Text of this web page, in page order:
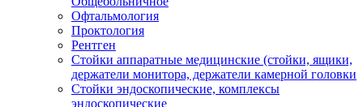
Офтальмология
Проктология
Рентген
Стойки аппаратные медицинские (стойки, ящики,
держатели монитора, держатели камерной головки
Стойки эндоскопические, комплексы
эндоскопические